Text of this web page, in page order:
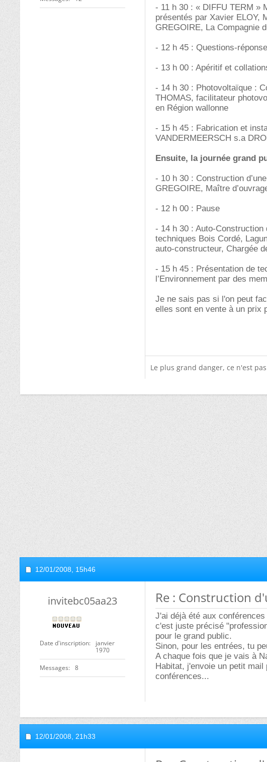
- 11 h 30 : « DIFFU TERM »
présentés par Xavier ELOY,
GREGOIRE, La Compagnie
- 12 h 45 : Questions-
- 13 h 00 : Apéritif et
- 14 h 30 : Photovoltaïque :
THOMAS, facilitateur
en Région wallonne
- 15 h 45 : Fabrication et
VANDERMEERSCH s.a
Ensuite, la journée grand
- 10 h 30 : Construction
GREGOIRE, Maître
- 12 h 00 : Pause
- 14 h 30 : Auto-Construction
techniques Bois Cordé,
auto-constructeur, Chargée
- 15 h 45 : Présentation de
l’Environnement par des
Je ne sais pas si l'on peut
elles sont en vente à un prix
Le plus grand danger, ce n'est
12/01/2008, 15h46
invitebc05aa23
Date d'inscription
janvier
1970
Messages 8
Re : Construction
J'ai déjà été aux
c'est juste précisé
pour le grand public.
Sinon, pour les entrées, tu
A chaque fois que je vais à
Habitat, j'envoie un petit
conférences...
12/01/2008, 21h33